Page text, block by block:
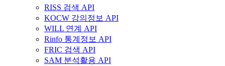
RISS 검색 API
KOCW 강의정보 API
WILL 연계 API
Rinfo 통계정보 API
FRIC 검색 API
SAM 분석활용 API